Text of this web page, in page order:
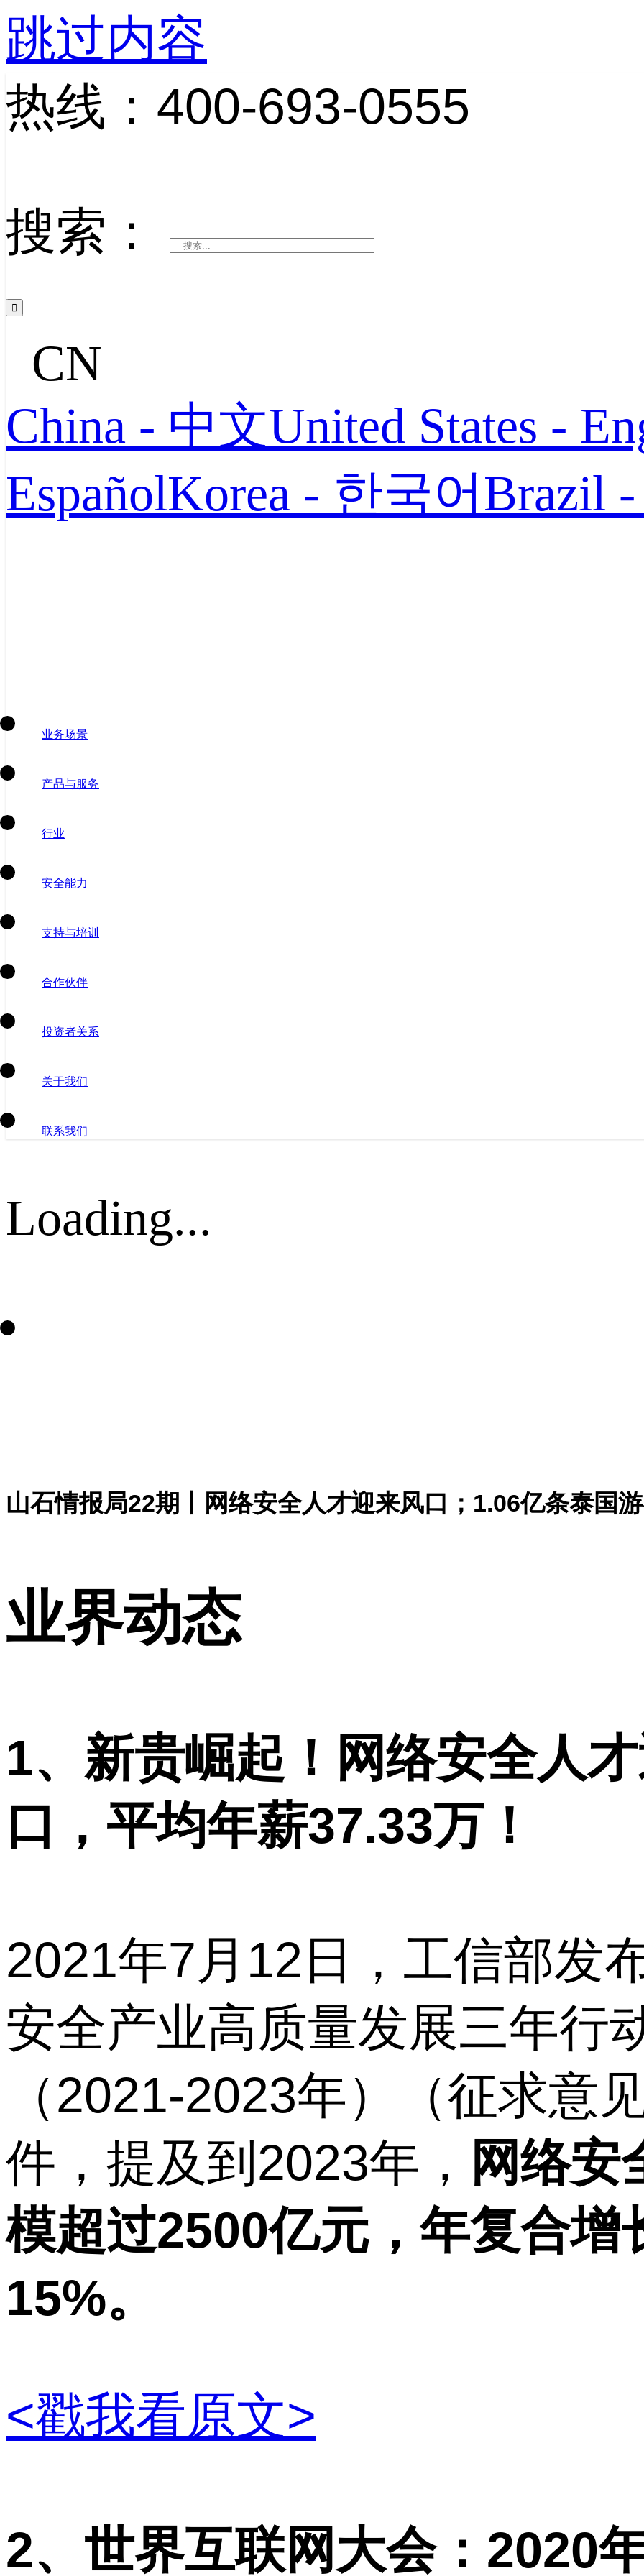
跳过内容
热线：400-693-0555
搜索：
CN
China - 中文United States -
EspañolKorea - 한국어Brazil -
业务场景
产品与服务
行业
安全能力
支持与培训
合作伙伴
投资者关系
关于我们
联系我们
Loading...
山石情报局22期丨网络安全人才迎来风口；1.06亿条泰国
业界动态
1、新贵崛起！网络安全人
口，平均年薪37.33万！
2021年7月12日，工信部发
安全产业高质量发展三年行
（2021-2023年）（征求意
件，提及到2023年， 网络安
模超过2500亿元，年复合增
15%。
<戳我看原文>
2、世界互联网大会：2020